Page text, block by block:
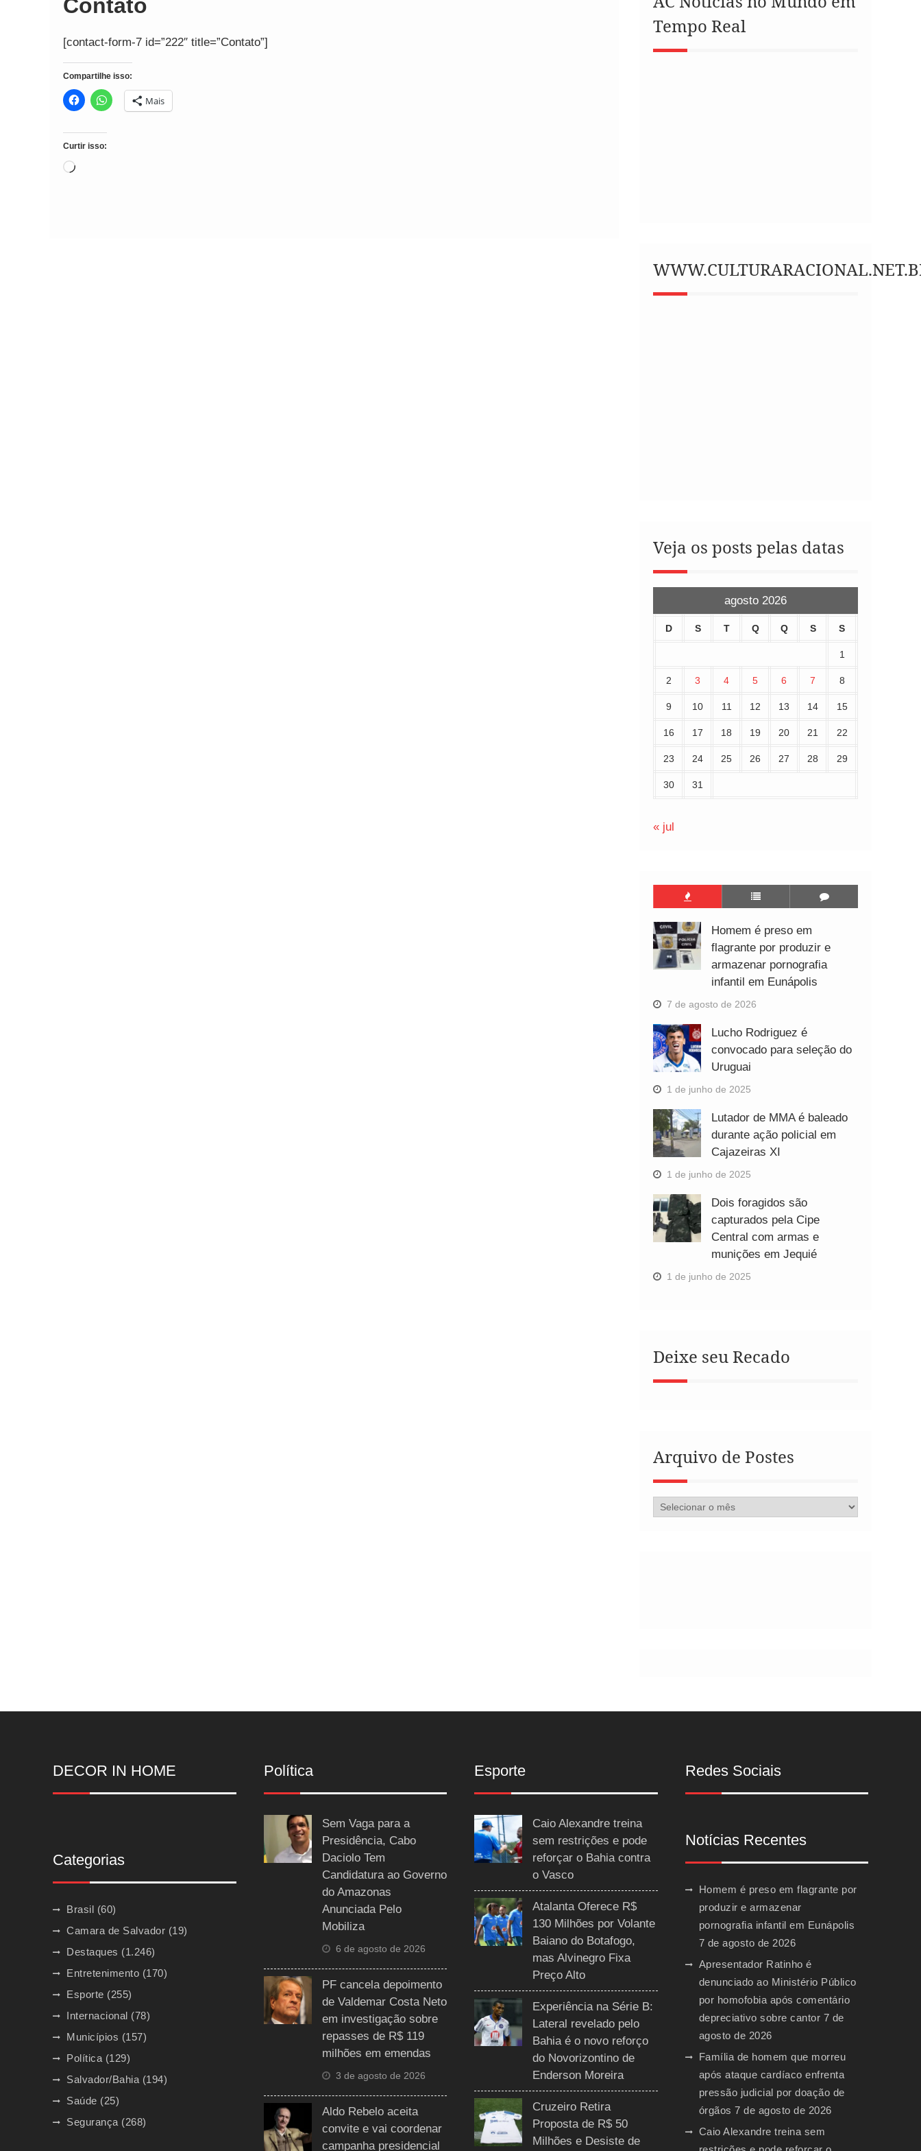
Contato
[contact-form-7 id=”222″ title=”Contato”]
Compartilhe isso:
Mais
Curtir isso:
Carregando...
Tempo Real
Veja os posts pelas datas
agosto 2026
D S T Q Q S S
1
2 3 4 5 6 7 8
9 10 11 12 13 14 15
16 17 18 19 20 21 22
23 24 25 26 27 28 29
30 31
« jul
Homem é preso em
flagrante por produzir e
armazenar pornografia
infantil em Eunápolis
7 de agosto de 2026
Lucho Rodriguez é
convocado para seleção do
Uruguai
1 de junho de 2025
Lutador de MMA é baleado
durante ação policial em
Cajazeiras XI
1 de junho de 2025
Dois foragidos são
capturados pela Cipe
Central com armas e
munições em Jequié
1 de junho de 2025
Deixe seu Recado
Arquivo de Postes
Arquivo
DECOR IN HOME
Categorias
Brasil (60)
Camara de Salvador (19)
Destaques (1.246)
Entretenimento (170)
Esporte (255)
Internacional (78)
Municípios (157)
Política (129)
Salvador/Bahia (194)
Saúde (25)
Segurança (268)
Política
Sem Vaga para a
Presidência, Cabo
Daciolo Tem
Candidatura ao Governo
do Amazonas
Anunciada Pelo
Mobiliza
6 de agosto de 2026
PF cancela depoimento
de Valdemar Costa Neto
em investigação sobre
repasses de R$ 119
milhões em emendas
3 de agosto de 2026
Aldo Rebelo aceita
convite e vai coordenar
campanha presidencial
Esporte
Caio Alexandre treina
sem restrições e pode
reforçar o Bahia contra
o Vasco
Atalanta Oferece R$
130 Milhões por Volante
Baiano do Botafogo,
mas Alvinegro Fixa
Preço Alto
Experiência na Série B:
Lateral revelado pelo
Bahia é o novo reforço
do Novorizontino de
Enderson Moreira
Cruzeiro Retira
Proposta de R$ 50
Milhões e Desiste de
Redes Sociais
Notícias Recentes
Homem é preso em flagrante por
produzir e armazenar
pornografia infantil em Eunápolis
7 de agosto de 2026
Apresentador Ratinho é
denunciado ao Ministério Público
por homofobia após comentário
depreciativo sobre cantor 7 de
agosto de 2026
Família de homem que morreu
após ataque cardíaco enfrenta
pressão judicial por doação de
órgãos 7 de agosto de 2026
Caio Alexandre treina sem